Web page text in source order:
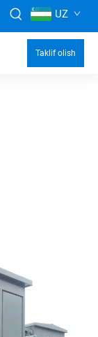
UZ
Taklif olish